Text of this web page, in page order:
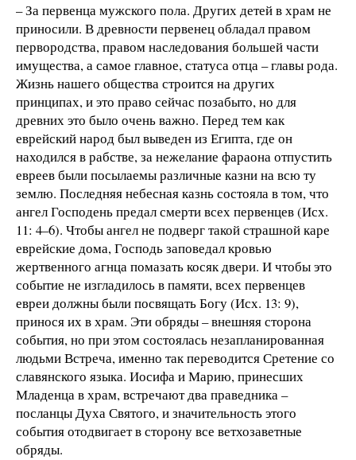
– За первенца мужского пола. Других детей в храм не
приносили. В древности первенец обладал правом
первородства, правом наследования большей части
имущества, а самое главное, статуса отца – главы рода.
Жизнь нашего общества строится на других
принципах, и это право сейчас позабыто, но для
древних это было очень важно. Перед тем как
еврейский народ был выведен из Египта, где он
находился в рабстве, за нежелание фараона отпустить
евреев были посылаемы различные казни на всю ту
землю. Последняя небесная казнь состояла в том, что
ангел Господень предал смерти всех первенцев (Исх.
11: 4–6). Чтобы ангел не подверг такой страшной каре
еврейские дома, Господь заповедал кровью
жертвенного агнца помазать косяк двери. И чтобы это
событие не изгладилось в памяти, всех первенцев
евреи должны были посвящать Богу (Исх. 13: 9),
принося их в храм. Эти обряды – внешняя сторона
события, но при этом состоялась незапланированная
людьми Встреча, именно так переводится Сретение со
славянского языка. Иосифа и Марию, принесших
Младенца в храм, встречают два праведника –
посланцы Духа Святого, и значительность этого
события отодвигает в сторону все ветхозаветные
обряды.